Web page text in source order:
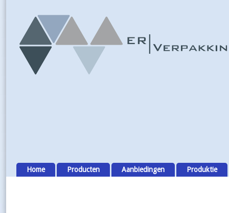
Home Producten Aanbiedingen Produktie